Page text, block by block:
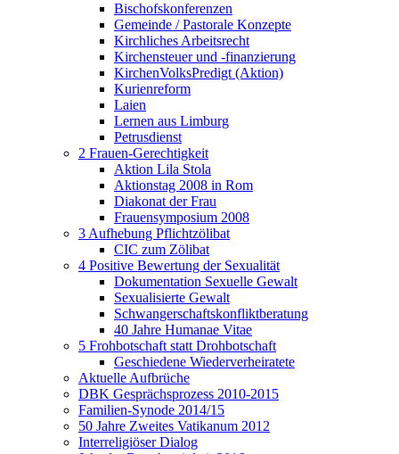
Bischofskonferenzen
Gemeinde / Pastorale Konzepte
Kirchliches Arbeitsrecht
Kirchensteuer und -finanzierung
KirchenVolksPredigt (Aktion)
Kurienreform
Laien
Lernen aus Limburg
Petrusdienst
2 Frauen-Gerechtigkeit
Aktion Lila Stola
Aktionstag 2008 in Rom
Diakonat der Frau
Frauensymposium 2008
3 Aufhebung Pflichtzölibat
CIC zum Zölibat
4 Positive Bewertung der Sexualität
Dokumentation Sexuelle Gewalt
Sexualisierte Gewalt
Schwangerschaftskonfliktberatung
40 Jahre Humanae Vitae
5 Frohbotschaft statt Drohbotschaft
Geschiedene Wiederverheiratete
Aktuelle Aufbrüche
DBK Gesprächsprozess 2010-2015
Familien-Synode 2014/15
50 Jahre Zweites Vatikanum 2012
Interreligiöser Dialog